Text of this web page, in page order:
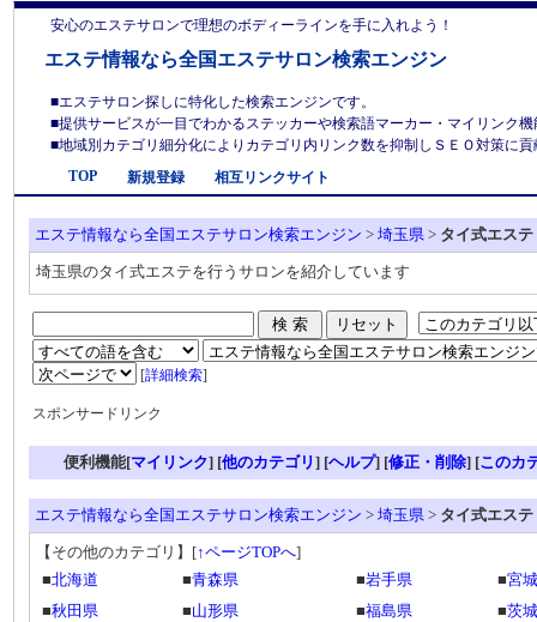
安心のエステサロンで理想のボディーラインを手に入れよう！
エステ情報なら全国エステサロン検索エンジン
■エステサロン探しに特化した検索エンジンです。
■提供サービスが一目でわかるステッカーや検索語マーカー・マイリンク
■地域別カテゴリ細分化によりカテゴリ内リンク数を抑制しＳＥＯ対策に
TOP
新規登録 相互リンクサイト
エステ情報なら全国エステサロン検索エンジン > 埼玉県 > タイ式エステ
埼玉県のタイ式エステを行うサロンを紹介しています
[詳細検索]
スポンサードリンク
便利機能[マイリンク] [他のカテゴリ] [ヘルプ] [修正・削除] [このカ
エステ情報なら全国エステサロン検索エンジン > 埼玉県 > タイ式エステ
【その他のカテゴリ】 [↑ページTOPへ]
■北海道 ■青森県 ■岩手県 ■宮
■秋田県 ■山形県 ■福島県 ■茨